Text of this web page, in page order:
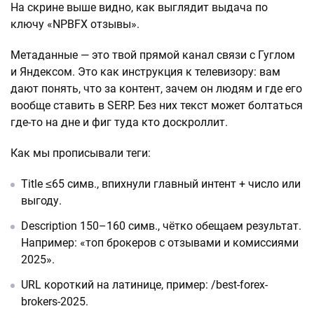
На скрине выше видно, как выглядит выдача по
ключу «NPBFX отзывы».
Метаданные — это твой прямой канал связи с Гуглом
и Яндексом. Это как инструкция к телевизору: вам
дают понять, что за контент, зачем он людям и где его
вообще ставить в SERP. Без них текст может болтаться
где-то на дне и фиг туда кто доскроллит.
Как мы прописывали теги:
Title ≤65 симв., впихнули главный интент + число или
выгоду.
Description 150–160 симв., чётко обещаем результат.
Например: «топ брокеров с отзывами и комиссиями
2025».
URL короткий на латинице, пример: /best-forex-
brokers-2025.